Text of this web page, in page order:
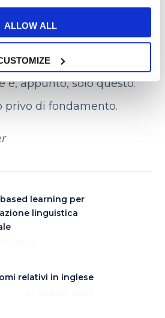
ALLOW ALL
del bambino in
sempre sorridente e
è, appunto, solo questo:
privo di fondamento.
learning per
linguistica
relativi in inglese